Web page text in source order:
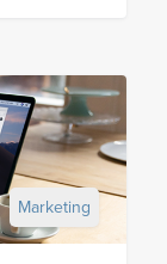
Marketing